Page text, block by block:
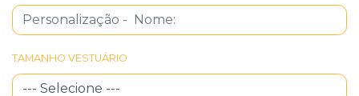
TAMANHO VESTUÁRIO